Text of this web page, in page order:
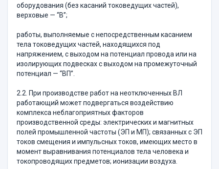
оборудования (без касаний токоведущих частей),
верховые — “В”;
работы, выполняемые с непосредственным касанием
тела токоведущих частей, находящихся под
напряжением, с выходом на потенциал провода или на
изолирующих подвесках с выходом на промежуточный
потенциал — “ВП”.
2.2. При производстве работ на неотключенных ВЛ
работающий может подвергаться воздействию
комплекса неблагоприятных факторов
производственной среды: электрических и магнитных
полей промышленной частоты (ЭП и МП); связанных с ЭП
токов смещения и импульсных токов, имеющих место в
момент выравнивания потенциалов тела человека и
токопроводящих предметов; ионизации воздуха.